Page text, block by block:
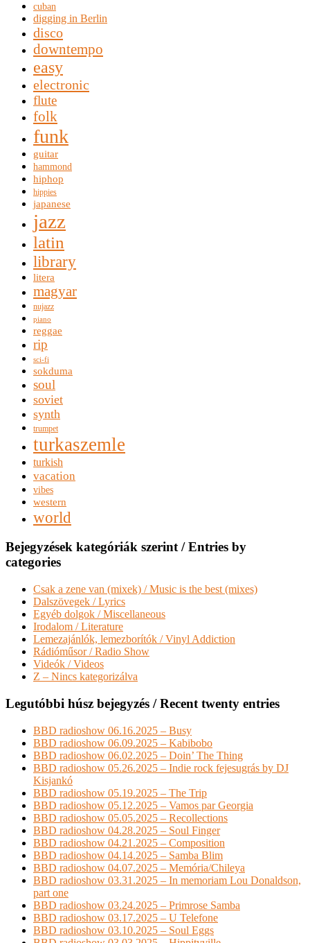
cuban
digging in Berlin
disco
downtempo
easy
electronic
flute
folk
funk
guitar
hammond
hiphop
hippies
japanese
jazz
latin
library
litera
magyar
nujazz
piano
reggae
rip
sci-fi
sokduma
soul
soviet
synth
trumpet
turkaszemle
turkish
vacation
vibes
western
world
Bejegyzések kategóriák szerint / Entries by
categories
Csak a zene van (mixek) / Music is the best (mixes)
Dalszövegek / Lyrics
Egyéb dolgok / Miscellaneous
Irodalom / Literature
Lemezajánlók, lemezborítók / Vinyl Addiction
Rádióműsor / Radio Show
Videók / Videos
Z – Nincs kategorizálva
Legutóbbi húsz bejegyzés / Recent twenty entries
BBD radioshow 06.16.2025 – Busy
BBD radioshow 06.09.2025 – Kabibobo
BBD radioshow 06.02.2025 – Doin’ The Thing
BBD radioshow 05.26.2025 – Indie rock fejesugrás by DJ
Kisjankó
BBD radioshow 05.19.2025 – The Trip
BBD radioshow 05.12.2025 – Vamos par Georgia
BBD radioshow 05.05.2025 – Recollections
BBD radioshow 04.28.2025 – Soul Finger
BBD radioshow 04.21.2025 – Composition
BBD radioshow 04.14.2025 – Samba Blim
BBD radioshow 04.07.2025 – Memória/Chileya
BBD radioshow 03.31.2025 – In memoriam Lou Donaldson,
part one
BBD radioshow 03.24.2025 – Primrose Samba
BBD radioshow 03.17.2025 – U Telefone
BBD radioshow 03.10.2025 – Soul Eggs